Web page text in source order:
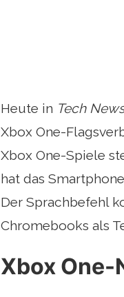
Heute in Tech
Xbox One-
Xbox One-Spiele
hat das
Der Sprachbefehl
Chromebooks als
Xbox One-